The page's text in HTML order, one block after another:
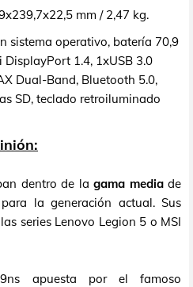
mm / 2,47 kg.
sistema operativo, batería 70,9
1.4, 1xUSB 3.0
Dual-Band, Bluetooth 5.0,
SD, teclado retroiluminado
dentro de la gama mediade
la generación actual. Sus
series Lenovo Legion 5 o MSI
apuesta por el famoso